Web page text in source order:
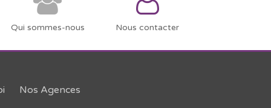
Qui sommes-nous Nous contacter
Nos Agences